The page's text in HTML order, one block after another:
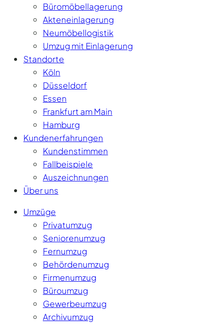
Büromöbellagerung
Akteneinlagerung
Neumöbellogistik
Umzug mit Einlagerung
Standorte
Köln
Düsseldorf
Essen
Frankfurt am Main
Hamburg
Kundenerfahrungen
Kundenstimmen
Fallbeispiele
Auszeichnungen
Über uns
Umzüge
Privatumzug
Seniorenumzug
Fernumzug
Behördenumzug
Firmenumzug
Büroumzug
Gewerbeumzug
Archivumzug